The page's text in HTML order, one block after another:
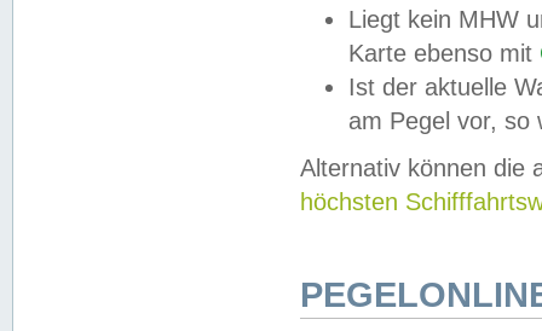
Liegt kein MHW
Karte ebenso mit
Ist der aktuelle
am Pegel vor,
Alternativ können die
höchsten